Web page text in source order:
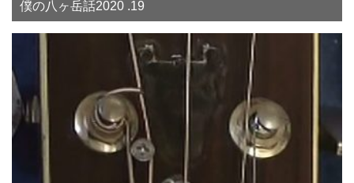
僕の八ヶ岳話2020 .19